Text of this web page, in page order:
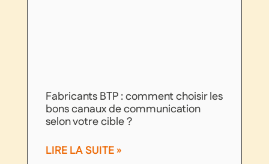
Fabricants BTP : comment choisir les
bons canaux de communication
selon votre cible ?
LIRE LA SUITE »